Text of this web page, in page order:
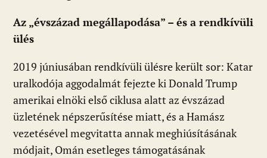
Az „évszázad megállapodása” – és a rendkívüli
ülés
2019 júniusában rendkívüli ülésre került sor: Katar
uralkodója aggodalmát fejezte ki Donald Trump
amerikai elnöki első ciklusa alatt az évszázad
üzletének népszerűsítése miatt, és a Hamász
vezetésével megvitatta annak meghiúsításának
módjait, Omán esetleges támogatásának